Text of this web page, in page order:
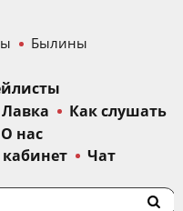
Былины
Лавка
Как слушать
О нас
Чат